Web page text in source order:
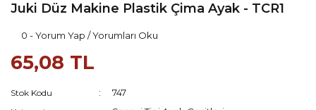
Juki Düz Makine Plastik Çima Ayak - TCR1
0 - Yorum Yap / Yorumları Oku
65,08 TL
Stok Kodu 747